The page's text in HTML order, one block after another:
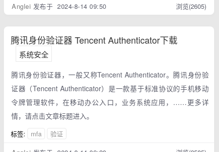
Anglei 发布于 2024-8-14 09:50 浏览(2605)
腾讯身份验证器 Tencent Authenticator下载
系统安全
腾讯身份验证器，一般又称Tencent Authenticator。腾讯身份验
证器（Tencent Authenticator）是一款基于标准协议的手机移动
令牌管理软件，在移动办公入口，业务系统应用，……更多详
情，请点击文章标题进入。
标签: mfa
验证